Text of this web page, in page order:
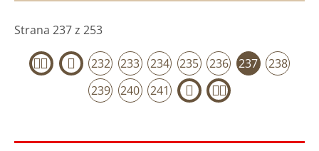
Strana 237 z 253
« ‹ 232 233 234 235 236 237
238
239
240 241 › »